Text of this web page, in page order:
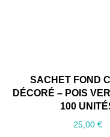
SACHET FOND
DÉCORÉ – POIS
100
25,00 €